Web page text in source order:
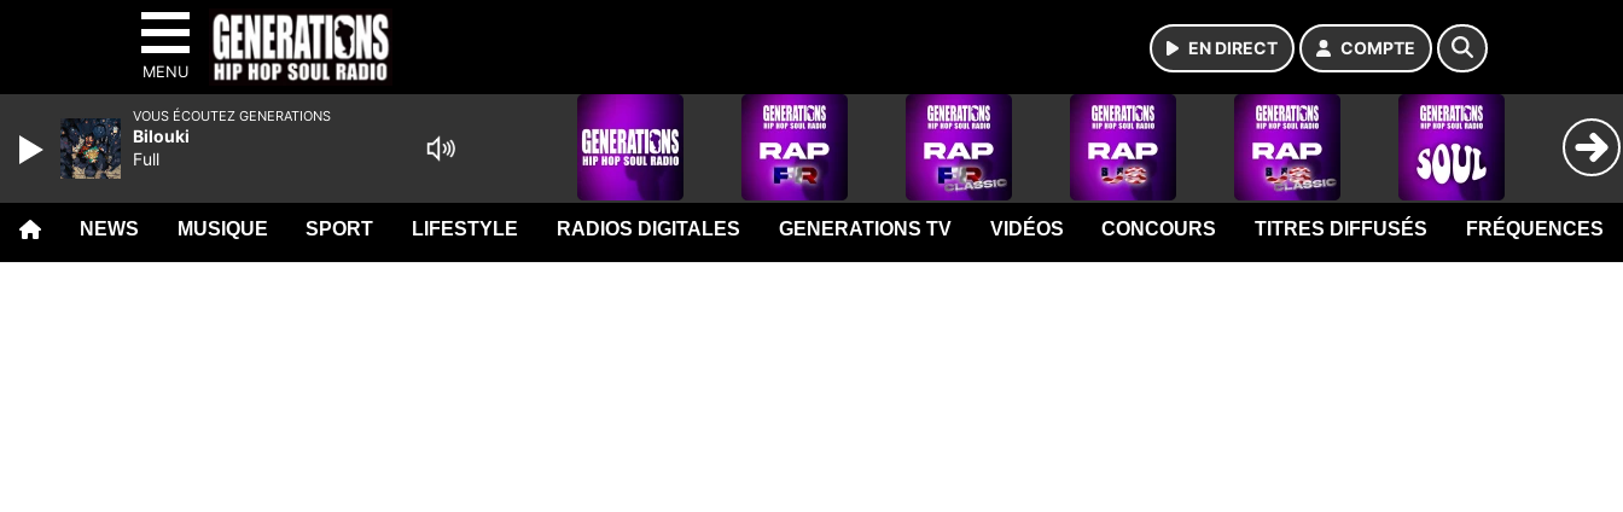
MENU
EN DIRECT COMPTE
NEWS MUSIQUE SPORT LIFESTYLE RADIOS DIGITALES GENERATIONS TV VIDÉOS CONCOURS TITRES DIFFUSÉS FRÉQUENCES
VOUS ÉCOUTEZ GENERATIONS
Bilouki
Full